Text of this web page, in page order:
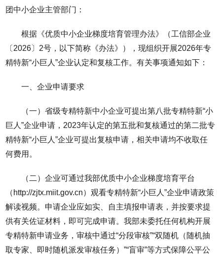
团中小企业主管部门：
根据《优质中小企业梯度培育管理办法》（工信部企业
〔2026〕2号，以下简称《办法》），现组织开展2026年专
精特新“小巨人”企业认定和复核工作。有关事项通知如下：
一、企业申请要求
（一）省级专精特新中小企业可提出第八批专精特新“小
巨人”企业申请，2023年认定的第五批和复核通过的第二批专
精特新“小巨人”企业可提出复核申请，相关申请均不收取任
何费用。
（二）企业可通过我部优质中小企业梯度培育平台
（http://zjtx.miit.gov.cn）观看专精特新“小巨人”企业申请政策
解读视频。申请企业应如实、自主填报申请表，并按要求提
供有关佐证材料，即可完成申请。我部未委托任何机构开展
专精特新申请业务，审核中通过“分段审核”“双随机（随机抽
取专家、即时随机派发审核任务）”“盲审”等方式保障公平公